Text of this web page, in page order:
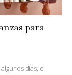
para
días, el